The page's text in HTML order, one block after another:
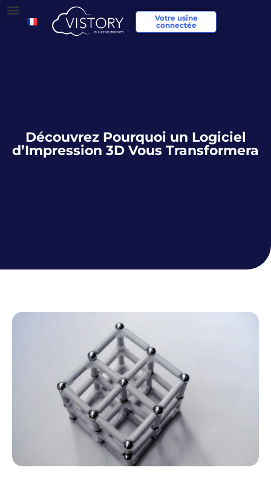
Votre usine
connectée
Découvrez Pourquoi un Logiciel
d’Impression 3D Vous Transformera